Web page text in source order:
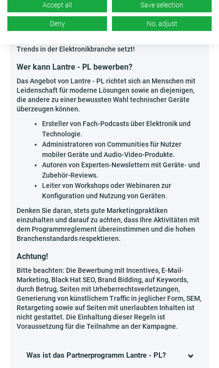
indem Sie Geräte in der Praxis zeigen, stillen Sie
die Neugier der anspruchsvollsten Zielgruppen.
Setzen Sie auf Kreativität und vielfältige Formate –
Trends in der Elektronikbranche setzt!
Wer kann Lantre - PL bewerben?
Das Angebot von Lantre - PL richtet sich an Menschen mit
Leidenschaft für moderne Lösungen sowie an diejenigen,
die andere zu einer bewussten Wahl technischer Geräte
überzeugen können.
Ersteller von Fach-Podcasts über Elektronik und
Technologie.
Administratoren von Communities für Nutzer
mobiler Geräte und Audio-Video-Produkte.
Autoren von Experten-Newslettern mit Geräte- und
Zubehör-Reviews.
Leiter von Workshops oder Webinaren zur
Konfiguration und Nutzung von Geräten.
Denken Sie daran, stets gute Marketingpraktiken
einzuhalten und darauf zu achten, dass Ihre Aktivitäten mit
dem Programmreglement übereinstimmen und die hohen
Branchenstandards respektieren.
Achtung!
Bitte beachten: Die Bewerbung mit Incentives, E-Mail-
Marketing, Black Hat SEO, Brand Bidding, auf Keywords,
durch Betrug, Seiten mit Urheberrechtsverletzungen,
Generierung von künstlichem Traffic in jeglicher Form, SEM,
Retargeting sowie auf Seiten mit unerlaubten Inhalten ist
nicht gestattet. Die Einhaltung dieser Regeln ist
Voraussetzung für die Teilnahme an der Kampagne.
Was ist das Partnerprogramm Lantre - PL?
Accept all Save selection
Deny No, adjust